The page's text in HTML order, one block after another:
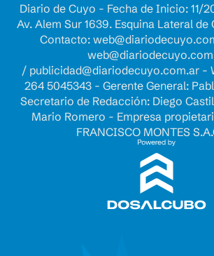
Diario de Cuyo - Fecha de Inicio: 11/
Av. Alem Sur 1639. Esquina Lateral
Contacto:
/ publicidad@diariodecuyo.com.ar-
264 5045343 - Gerente General:
Secretario de Redacción: Diego
Mario Romero - Empresa
FRANCISCO MONTES